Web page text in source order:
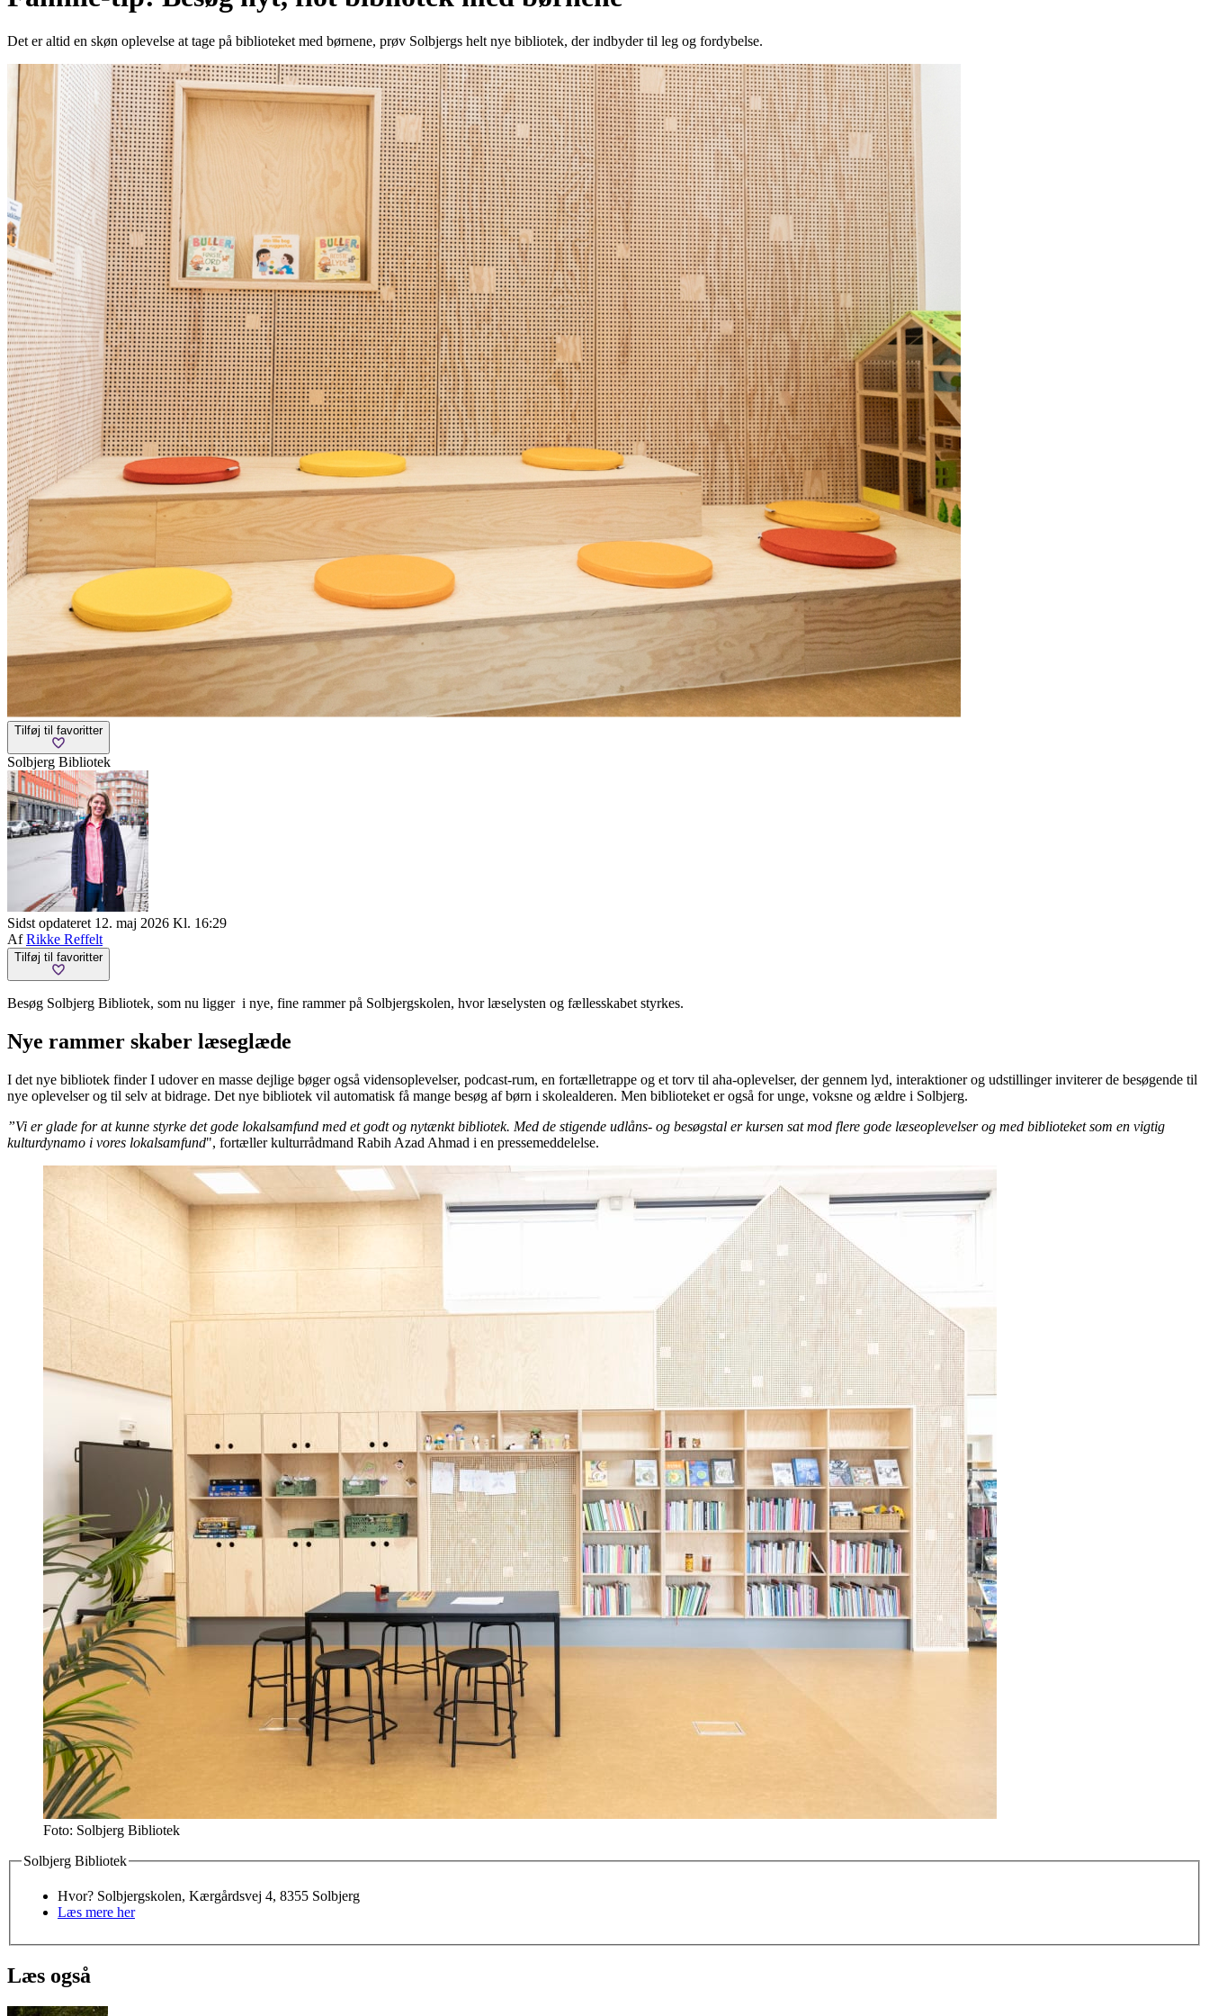
Det er altid en skøn oplevelse at tage på biblioteket med børnene, prøv Solbjergs helt nye bibliotek, der indbyder til leg og fordybelse.
Tilføj til favoritter
Solbjerg Bibliotek
Sidst opdateret 12. maj 2026 Kl. 16:29
AfRikke Reffelt
Tilføj til favoritter
Besøg Solbjerg Bibliotek, som nu ligger i nye, fine rammer på Solbjergskolen, hvor læselysten og fællesskabet styrkes.
Nye rammer skaber læseglæde
I det nye bibliotek finder I udover en masse dejlige bøger også vidensoplevelser, podcast-rum, en fortælletrappe og et torv til aha-oplevelser, der gennem lyd, interaktioner og udstillinger inviterer de besøgende til
nye oplevelser og til selv at bidrage. Det nye bibliotek vil automatisk få mange besøg af børn i skolealderen. Men biblioteket er også for unge, voksne og ældre i Solbjerg.
”Vi er glade for at kunne styrke det gode lokalsamfund med et godt og nytænkt bibliotek. Med de stigende udlåns- og besøgstal er kursen sat mod flere gode læseoplevelser og med biblioteket som en vigtig
kulturdynamo i vores lokalsamfund", fortæller kulturrådmand Rabih Azad Ahmad i en pressemeddelelse.
Foto: Solbjerg Bibliotek
Solbjerg Bibliotek
Hvor? Solbjergskolen, Kærgårdsvej 4, 8355 Solbjerg
Læs mere her
Læs også